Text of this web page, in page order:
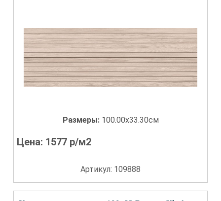
Размеры: 100.00x33.30см
Цена: 1577 р/м2
Артикул: 109888